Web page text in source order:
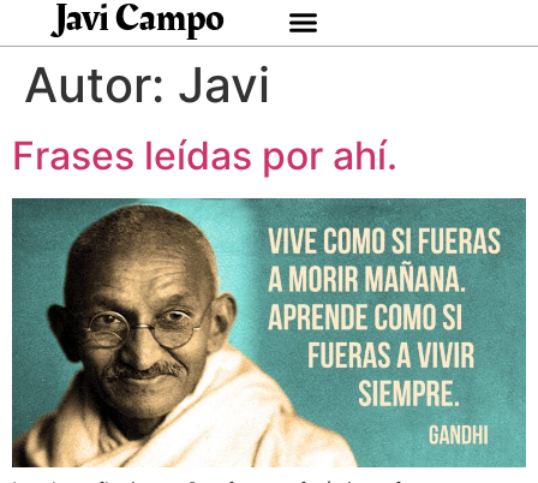
Javi Campo
Autor: Javi
Frases leídas por ahí.